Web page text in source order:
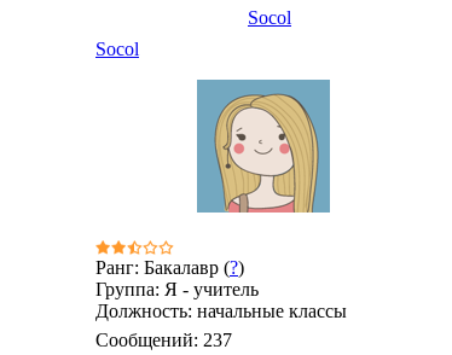
Socol
Socol
Ранг: Бакалавр (?)
Группа: Я - учитель
Должность: начальные классы
Сообщений: 237